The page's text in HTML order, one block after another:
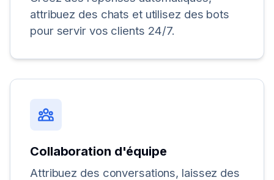
attribuez des chats et utilisez des bots
pour servir vos clients 24/7.
Collaboration d'équipe
Attribuez des conversations, laissez des